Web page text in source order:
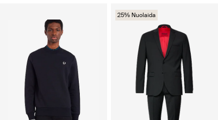
25% Nuolaida